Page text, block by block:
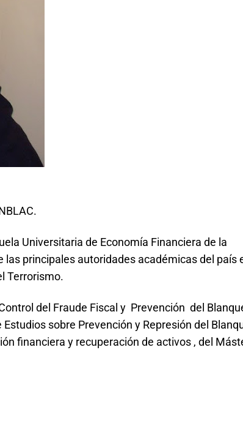
Universitaria de Economía Financiera de la
principales autoridades académicas del país
Terrorismo.
del Fraude Fiscal y Prevención del
sobre Prevención y Represión del
financiera y recuperación de activos , del